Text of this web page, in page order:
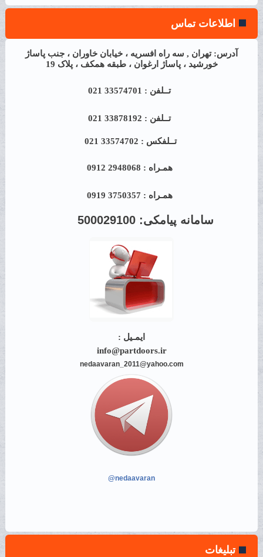
اطلاعات تماس
آدرس: تهران , سه راه افسریه ، خیابان خاوران ، جنب پاساژ
خورشید ، پاساژ ارغوان ، طبقه همکف ، پلاک 19
تــلفن : 33574701 021
تــلفن : 33878192 021
تــلفکس : 33574702 021
همـراه : 2948068 0912
همـراه : 3750357 0919
سامانه پیامکی: 500029100
ایمـیل :
info@partdoors.ir
nedaavaran_2011@yahoo.com
@nedaavaran
تبلیغات